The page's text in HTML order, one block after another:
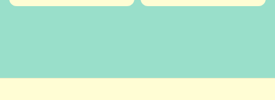
price
price